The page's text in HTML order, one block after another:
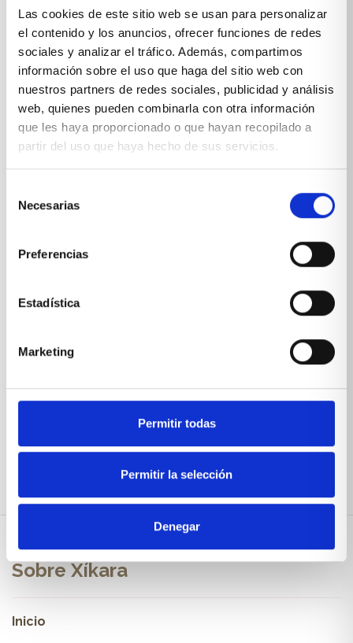
Las cookies de este sitio web se usan para personalizar
el contenido y los anuncios, ofrecer funciones de redes
sociales y analizar el tráfico. Además, compartimos
información sobre el uso que haga del sitio web con
nuestros partners de redes sociales, publicidad y análisis
web, quienes pueden combinarla con otra información
que les haya proporcionado o que hayan recopilado a
partir del uso que haya hecho de sus servicios.
Necesarias
Preferencias
Estadística
Marketing
Permitir todas
Permitir la selección
Denegar
NOMBRE
*Suscribiéndote aceptas nuestra política de privacidad
Sobre Xíkara
Inicio